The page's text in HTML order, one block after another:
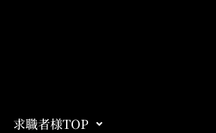
求職者様TOP